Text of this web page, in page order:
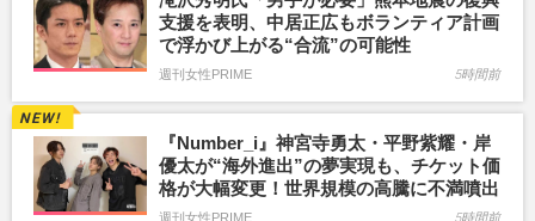
支援を表明、中居正広もボランティア計画
で浮かび上がる“合流”の可能性
週刊女性PRIME 5時間前
『Number_i』神宮寺勇太・平野紫耀・岸
優太が“海外進出”の夢実現も、チケット価
格が大幅変更！世界規模の高騰に不満噴出
週刊女性PRIME